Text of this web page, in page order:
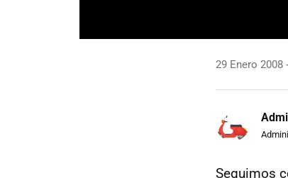
29 Enero 2008
Seguimos